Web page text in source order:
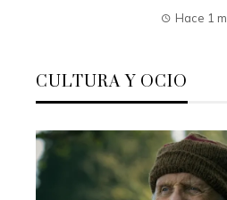
Hace 1
CULTURA Y OCIO